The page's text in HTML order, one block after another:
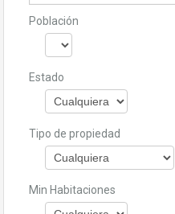
Población
Estado
Tipo de propiedad
Min Habitaciones